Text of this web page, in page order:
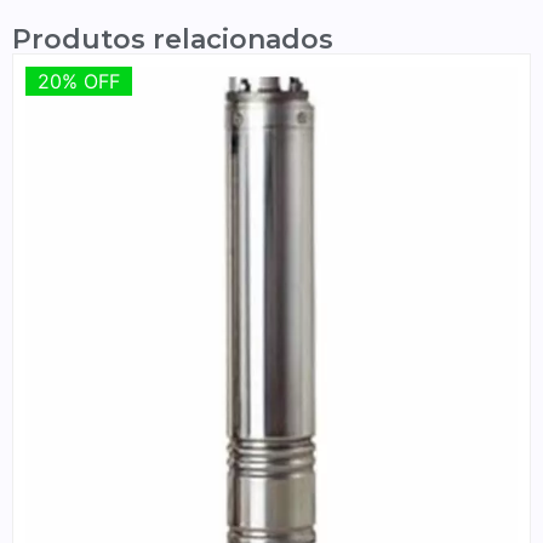
Produtos relacionados
20% OFF
20% OFF